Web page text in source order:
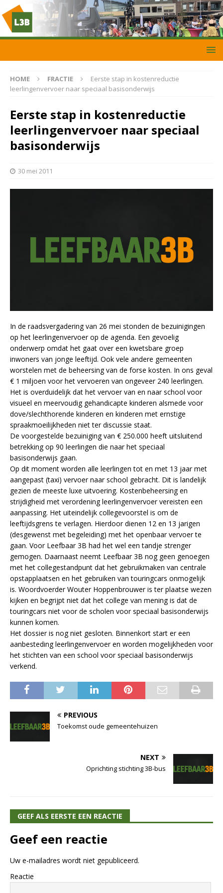
HOME FRACTIE
Eerste stap in kostenreductie
leerlingenvervoer naar speciaal basisonderwijs
Eerste stap in kostenreductie
leerlingenvervoer naar speciaal
basisonderwijs
30 mei 2011
In de raadsvergadering van 26 mei stonden de bezuinigingen
op het leerlingenvervoer op de agenda. Een gevoelig
onderwerp omdat het gaat over een kwetsbare groep
inwoners van jonge leeftijd. Ook vele andere gemeenten
worstelen met de beheersing van de forse kosten. In ons geval
€ 1 miljoen voor het vervoeren van ongeveer 240 leerlingen.
Het is overduidelijk dat het vervoer van en naar school voor
visueel en meervoudig gehandicapte kinderen alsmede voor
dove/slechthorende kinderen en kinderen met ernstige
spraakmoeilijkheden niet ter discussie staat.
De voorgestelde bezuiniging van € 250.000 heeft uitsluitend
betrekking op 90 leerlingen die naar het speciaal
basisonderwijs gaan.
Op dit moment worden alle leerlingen tot en met 13 jaar met
aangepast (taxi) vervoer naar school gebracht. Dit is landelijk
gezien de meeste luxe uitvoering. Kostenbeheersing en
strijdigheid met verordening leerlingenvervoer vereisten een
aanpassing. Het uiteindelijk collegevoorstel is om de
leeftijdsgrens te verlagen. Hierdoor dienen 12 en 13 jarigen
(desgewenst met begeleiding) met het openbaar vervoer te
gaan. Voor Leefbaar 3B had het wel een tandje strenger
gemogen. Daarnaast neemt Leefbaar 3B nog geen genoegen
met het collegestandpunt dat het gebruikmaken van centrale
opstapplaatsen en het gebruiken van touringcars onmogelijk
is. Woordvoerder Wouter Hoppenbrouwer is ter plaatse wezen
kijken en begrijpt niet dat het college van mening is dat de
touringcars niet voor de scholen voor speciaal basisonderwijs
kunnen komen.
Het dossier is nog niet gesloten. Binnenkort start er een
aanbesteding leerlingenvervoer en worden mogelijkheden voor
het stichten van een school voor speciaal basisonderwijs
verkend.
PREVIOUS
Toekomst oude gemeentehuizen
NEXT
Oprichting stichting 3B-bus
GEEF ALS EERSTE EEN REACTIE
Geef een reactie
Uw e-mailadres wordt niet gepubliceerd.
Reactie